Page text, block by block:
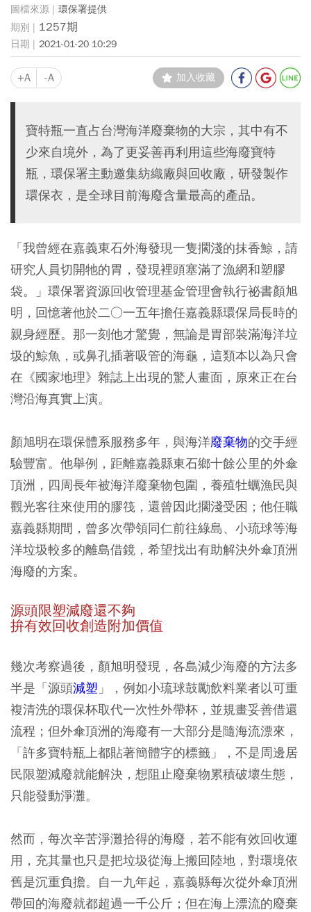
環保署提供
1257期
2021-01-20 10:29
+A -A 加入收藏
寶特瓶一直占台灣海洋廢棄物的大宗，其中有不
少來自境外，為了更妥善再利用這些海廢寶特
瓶，環保署主動邀集紡織廠與回收廠，研發製作
環保衣，是全球目前海廢含量最高的產品。
「我曾經在嘉義東石外海發現一隻擱淺的抹香鯨，請
研究人員切開牠的胃，發現裡頭塞滿了漁網和塑膠
袋。」環保署資源回收管理基金管理會執行祕書顏旭
明，回憶著他於二○一五年擔任嘉義縣環保局長時的
親身經歷。那一刻他才驚覺，無論是胃部裝滿海洋垃
圾的鯨魚，或鼻孔插著吸管的海龜，這類本以為只會
在《國家地理》雜誌上出現的驚人畫面，原來正在台
灣沿海真實上演。
顏旭明在環保體系服務多年，與海洋廢棄物的交手經
驗豐富。他舉例，距離嘉義縣東石鄉十餘公里的外傘
頂洲，四周長年被海洋廢棄物包圍，養殖牡蠣漁民與
觀光客往來使用的膠筏，還曾因此擱淺受困；他任職
嘉義縣期間，曾多次帶領同仁前往綠島、小琉球等海
洋垃圾較多的離島借鏡，希望找出有助解決外傘頂洲
海廢的方案。
源頭限塑減廢還不夠
拚有效回收創造附加價值
幾次考察過後，顏旭明發現，各島減少海廢的方法多
半是「源頭減塑 」，例如小琉球鼓勵飲料業者以可重
複清洗的環保杯取代一次性外帶杯，並規畫妥善借還
流程；但外傘頂洲的海廢有一大部分是隨海流漂來，
「許多寶特瓶上都貼著簡體字的標籤」，不是周邊居
民限塑減廢就能解決，想阻止廢棄物累積破壞生態，
只能發動淨灘。
然而，每次辛苦淨灘拾得的海廢，若不能有效回收運
用，充其量也只是把垃圾從海上搬回陸地，對環境依
舊是沉重負擔。自一九年起，嘉義縣每次從外傘頂洲
帶回的海廢就都超過一千公斤；但在海上漂流的廢棄